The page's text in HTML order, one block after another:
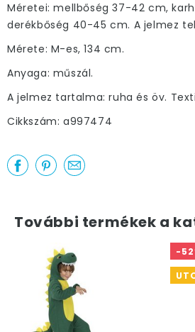
Méretei: mellbőség 37-42 cm,
derékbőség 40-45 cm. A jelmez
Mérete: M-es, 134 cm.
Anyaga: műszál.
A jelmez tartalma: ruha és öv.
Cikkszám: a997474
További termékek a
-